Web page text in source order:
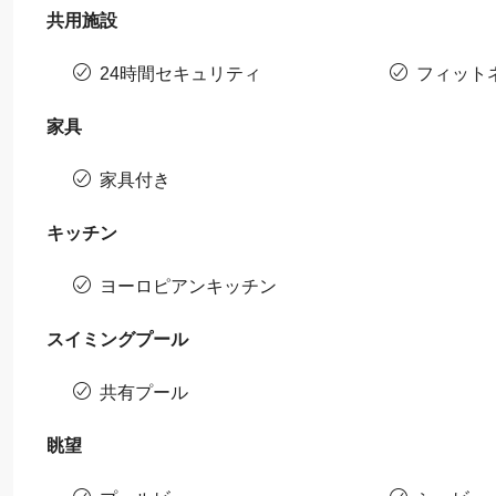
共用施設
24時間セキュリティ フィット
家具
家具付き
キッチン
ヨーロピアンキッチン
スイミングプール
共有プール
眺望